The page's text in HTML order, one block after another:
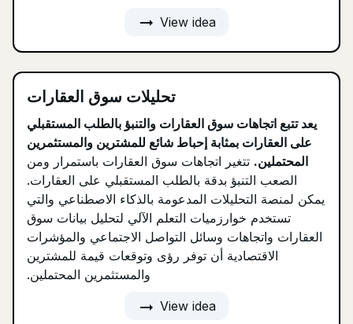
View idea
arrow_right_alt
تحليلات سوق العقارات
يعد تتبع اتجاهات سوق العقارات والتنبؤ بالطلب المستقبلي
على العقارات بمثابة إحباط شائع للمشترين والمستثمرين
المحتملين. تتغير اتجاهات سوق العقارات باستمرار ومن
الصعب التنبؤ بدقة بالطلب المستقبلي على العقارات.
يمكن لمنصة التحليلات المدعومة بالذكاء الاصطناعي والتي
تستخدم خوارزميات التعلم الآلي لتحليل بيانات سوق
العقارات واتجاهات وسائل التواصل الاجتماعي والمؤشرات
الاقتصادية أن توفر رؤى وتوقعات قيمة للمشترين
والمستثمرين المحتملين.
View idea
arrow_right_alt